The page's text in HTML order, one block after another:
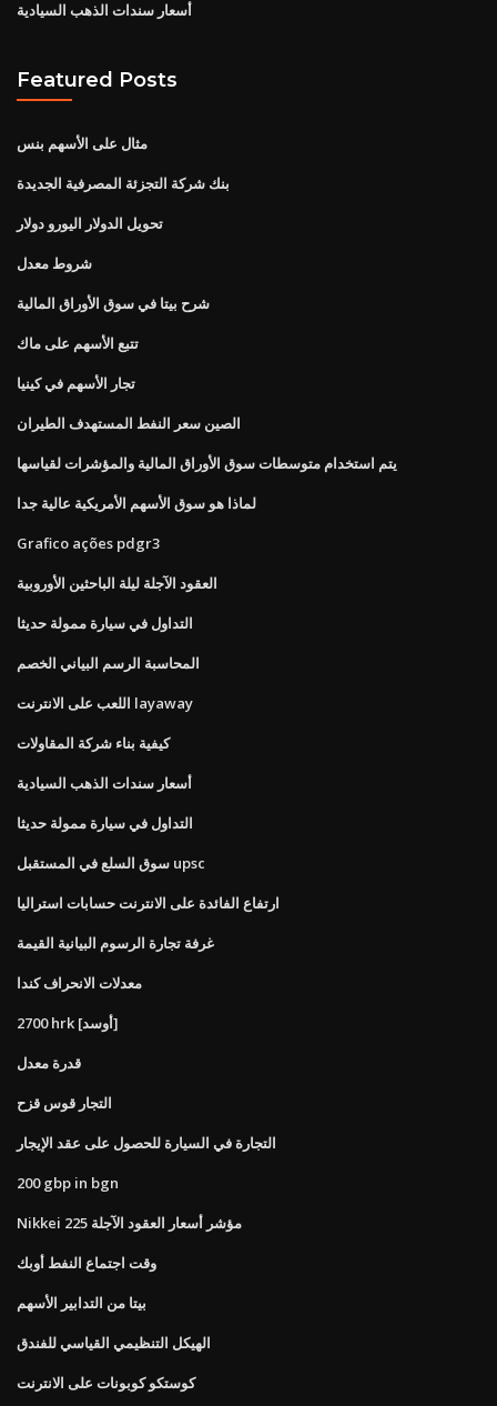
أسعار سندات الذهب السيادية
Featured Posts
مثال على الأسهم بنس
بنك شركة التجزئة المصرفية الجديدة
تحويل الدولار اليورو دولار
شروط معدل
شرح بيتا في سوق الأوراق المالية
تتبع الأسهم على ماك
تجار الأسهم في كينيا
الصين سعر النفط المستهدف الطيران
يتم استخدام متوسطات سوق الأوراق المالية والمؤشرات لقياسها
لماذا هو سوق الأسهم الأمريكية عالية جدا
Grafico ações pdgr3
العقود الآجلة ليلة الباحثين الأوروبية
التداول في سيارة ممولة حديثا
المحاسبة الرسم البياني الخصم
اللعب على الانترنت layaway
كيفية بناء شركة المقاولات
أسعار سندات الذهب السيادية
التداول في سيارة ممولة حديثا
سوق السلع في المستقبل upsc
ارتفاع الفائدة على الانترنت حسابات استراليا
غرفة تجارة الرسوم البيانية القيمة
معدلات الانحراف كندا
2700 hrk [أوسد]
قدرة معدل
التجار قوس قزح
التجارة في السيارة للحصول على عقد الإيجار
200 gbp in bgn
Nikkei 225 مؤشر أسعار العقود الآجلة
وقت اجتماع النفط أوبك
بيتا من التدابير الأسهم
الهيكل التنظيمي القياسي للفندق
كوستكو كوبونات على الانترنت